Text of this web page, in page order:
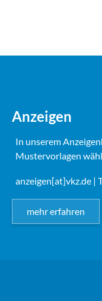
Anzeigen
In unserem
Mustervorlagen
anzeigen[at]vkz.de |
mehr erfahren